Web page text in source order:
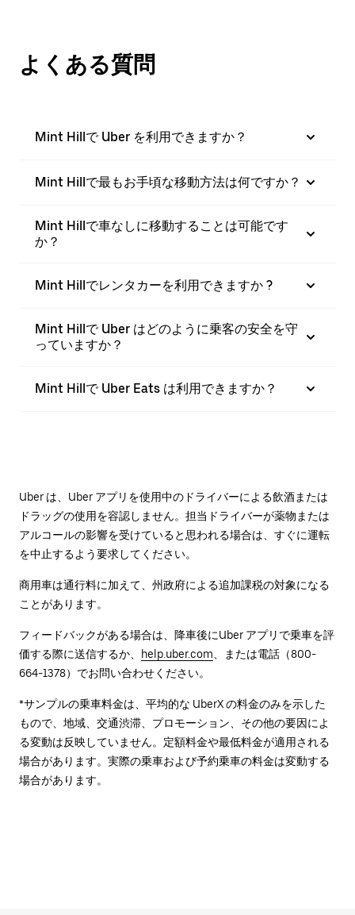
よくある質問
Mint Hillで Uber を利用できますか？
Mint Hillで最もお手頃な移動方法は何ですか？
Mint Hillで車なしに移動することは可能です
か？
Mint Hillでレンタカーを利用できますか ?
Mint Hillで Uber はどのように乗客の安全を守
っていますか？
Mint Hillで Uber Eats は利用できますか？
Uber は、Uber アプリを使用中のドライバーによる飲酒または
ドラッグの使用を容認しません。担当ドライバーが薬物または
アルコールの影響を受けていると思われる場合は、すぐに運転
を中止するよう要求してください。
商用車は通行料に加えて、州政府による追加課税の対象になる
ことがあります。
フィードバックがある場合は、降車後に⁠Uber アプリで乗車を評
価する際に送信するか、
help.uber.com 、または電話（800-
664-1378）でお問い合わせください。
*サンプルの乗車料金は、平均的な UberX の料金のみを示した
もので、地域、交通渋滞、プロモーション、その他の要因によ
る変動は反映していません。定額料金や最低料金が適用される
場合があります。実際の乗車および予約乗車の料金は変動する
場合があります。